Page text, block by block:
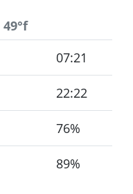
49°f
07:21
22:22
76%
89%